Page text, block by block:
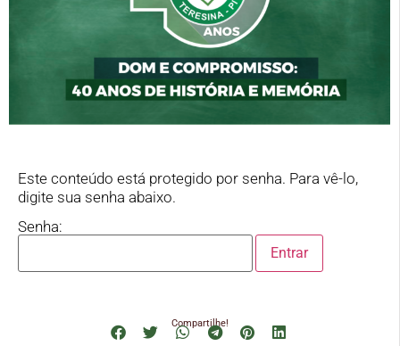
Este conteúdo está protegido por senha. Para vê-lo,
digite sua senha abaixo.
Senha:
Compartilhe!